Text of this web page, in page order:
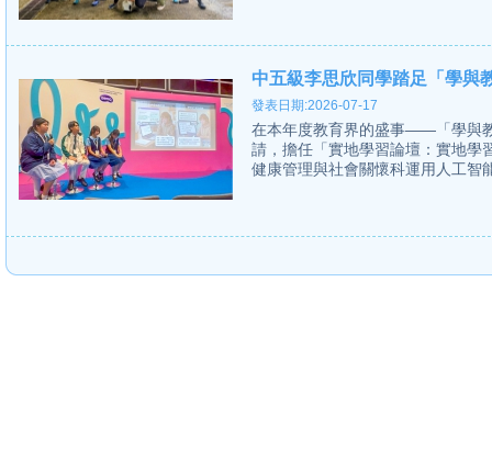
中五級李思欣同學踏足「學與
發表日期:2026-07-17
在本年度教育界的盛事——「學與
請，擔任「實地學習論壇：實地學
健康管理與社會關懷科運用人工智